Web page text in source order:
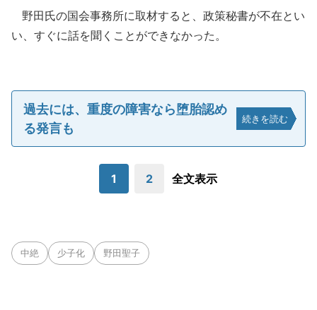
野田氏の国会事務所に取材すると、政策秘書が不在とい
い、すぐに話を聞くことができなかった。
過去には、重度の障害なら堕胎認め
る発言も
続きを読む
1 2 全文表示
中絶 少子化 野田聖子